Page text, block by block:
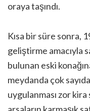
oraya taşındı.
Kısa bir süre sonra,
geliştirme amacıyla
bulunan eski
meydanda çok
uygulanması zor